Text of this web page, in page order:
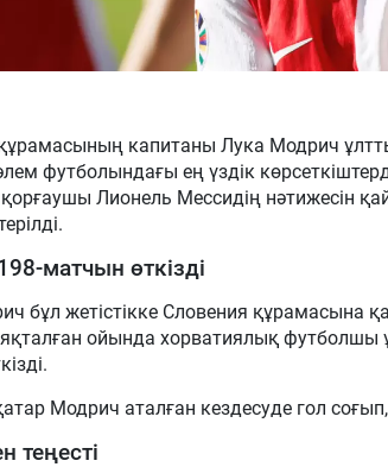
капитаны Лука Модрич
футболындағы ең үздік
Лионель Мессидің нәтижесін
матчын өткізді
бұл жетістікке Словения құрамасына
ойында хорватиялық футболшы
Модрич аталған кездесуде гол
теңесті